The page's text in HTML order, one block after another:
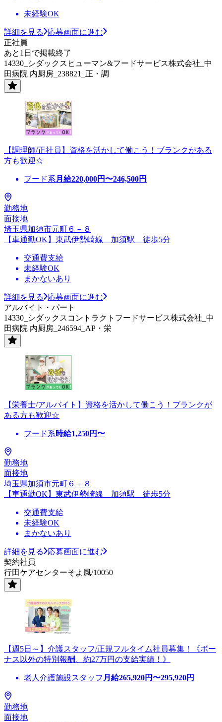
未経験OK
詳細を見る
応募画面に進む
正社員
あと1日で掲載終了
14330_シダックスヒューマン&フードサービス株式会社_中
田病院 内厨房_238821_正・調
【調理師/正社員】資格を活かして働こう！ブランクがある
方も歓迎☆
フード系 月給220,000円〜246,500円
勤務地
面接地
埼玉県加須市元町６－８
【車通勤OK】東武伊勢崎線 加須駅 徒歩5分
交通費支給
未経験OK
まかないあり
詳細を見る
応募画面に進む
アルバイト・パート
14330_シダックスコントラクトフードサービス株式会社_中
田病院 内厨房_246594_AP・栄
【栄養士/アルバイト】資格を活かして働こう！ブランクが
ある方も歓迎☆
フード系時給1,250円〜
勤務地
面接地
埼玉県加須市元町６－８
【車通勤OK】東武伊勢崎線 加須駅 徒歩5分
交通費支給
未経験OK
まかないあり
詳細を見る
応募画面に進む
契約社員
行田ケアセンターそよ風/10050
【週5日～】介護スタッフ/正規フルタイム社員募集！《ボー
ナス以外の特別報酬、約27万円の支給実績！》
老人介護施設スタッフ 月給265,920円〜295,920円
勤務地
面接地